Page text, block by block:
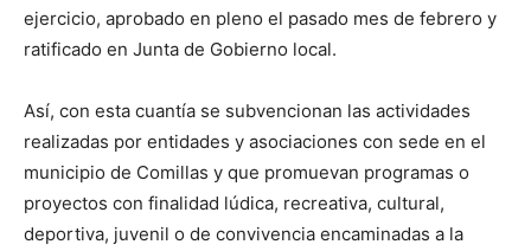
ejercicio, aprobado en pleno el pasado mes de febrero y
ratificado en Junta de Gobierno local.
Así, con esta cuantía se subvencionan las actividades
realizadas por entidades y asociaciones con sede en el
municipio de Comillas y que promuevan programas o
proyectos con finalidad lúdica, recreativa, cultural,
deportiva, juvenil o de convivencia encaminadas a la